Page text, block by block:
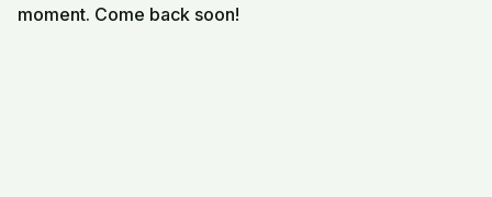
hoặc tha lực. Việc tu tập, hồi hướng và khai thị đúng cách có
moment. Come back soon!